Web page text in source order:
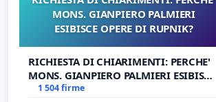
MONS. GIANPIERO PALMIERI
ESIBISCE OPERE DI RUPNIK?
RICHIESTA DI CHIARIMENTI: PERCHE'
MONS. GIANPIERO PALMIERI ESIBISCE
OPERE DI RUPNIK?
1 504 firme